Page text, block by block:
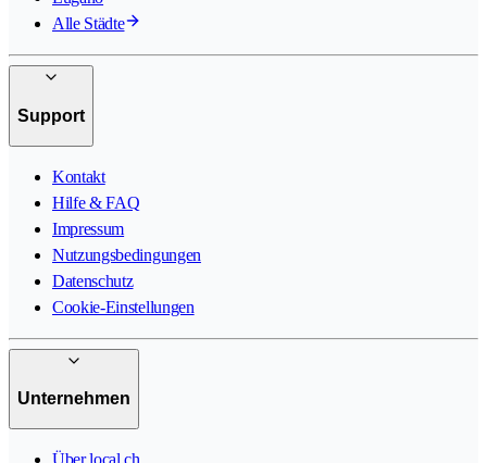
Alle Städte
Support
Kontakt
Hilfe & FAQ
Impressum
Nutzungsbedingungen
Datenschutz
Cookie-Einstellungen
Unternehmen
Über local.ch